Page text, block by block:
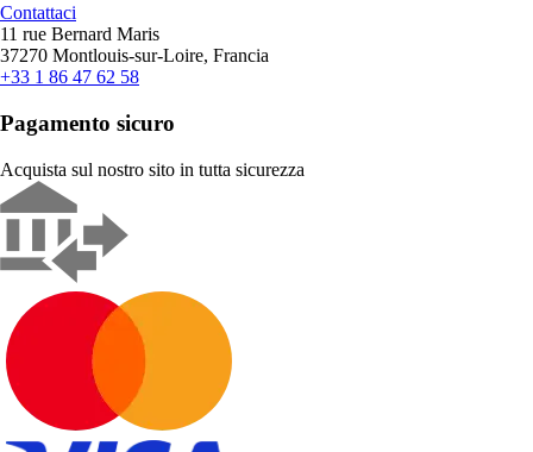
Contattaci
11 rue Bernard Maris
37270 Montlouis-sur-Loire, Francia
+33 1 86 47 62 58
Pagamento sicuro
Acquista sul nostro sito in tutta sicurezza